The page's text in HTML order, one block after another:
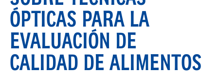
ÓPTICAS PARA LA
EVALUACIÓN DE
CALIDAD DE ALIMENTOS